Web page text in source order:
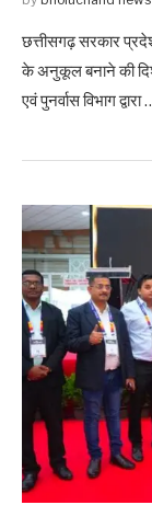
छत्तीसगढ़ सरकार
के अनुकूल बनाने की
एवं पुनर्वास विभाग द्वारा